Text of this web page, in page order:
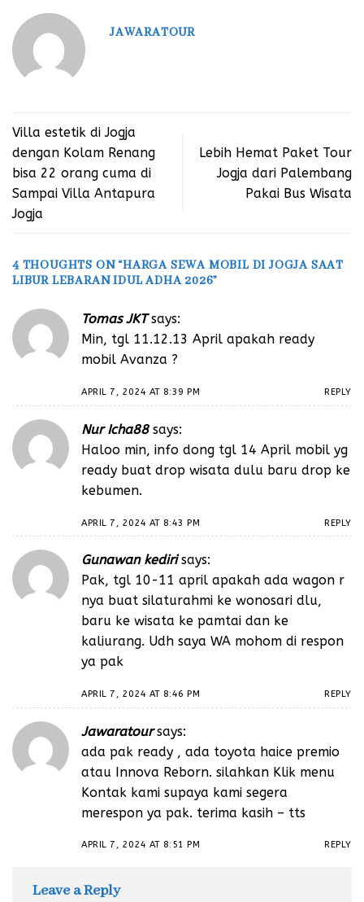
JAWARATOUR
Villa estetik di Jogja
dengan Kolam Renang
bisa 22 orang cuma di
Sampai Villa Antapura
Jogja
Lebih Hemat Paket Tour
Jogja dari Palembang
Pakai Bus Wisata
4 THOUGHTS ON “HARGA SEWA MOBIL DI JOGJA SAAT
LIBUR LEBARAN IDUL ADHA 2026”
Tomas JKT says:
Min, tgl 11.12.13 April apakah ready
mobil Avanza ?
APRIL 7, 2024 AT 8:39 PM REPLY
Nur Icha88 says:
Haloo min, info dong tgl 14 April mobil yg
ready buat drop wisata dulu baru drop ke
kebumen.
APRIL 7, 2024 AT 8:43 PM REPLY
Gunawan kediri says:
Pak, tgl 10-11 april apakah ada wagon r
nya buat silaturahmi ke wonosari dlu,
baru ke wisata ke pamtai dan ke
kaliurang. Udh saya WA mohom di respon
ya pak
APRIL 7, 2024 AT 8:46 PM REPLY
Jawaratour says:
ada pak ready , ada toyota haice premio
atau Innova Reborn. silahkan Klik menu
Kontak kami supaya kami segera
merespon ya pak. terima kasih – tts
APRIL 7, 2024 AT 8:51 PM REPLY
Leave a Reply